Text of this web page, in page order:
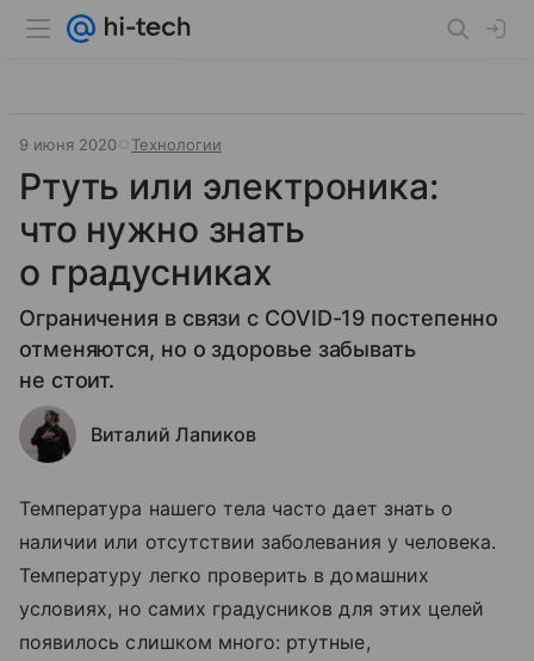
9 июня 2020 Технологии
Ртуть или электроника:
что нужно знать
о градусниках
Ограничения в связи с COVID-19 постепенно
отменяются, но о здоровье забывать
не стоит.
Виталий Лапиков
Температура нашего тела часто дает знать о
наличии или отсутствии заболевания у человека.
Температуру легко проверить в домашних
условиях, но самих градусников для этих целей
появилось слишком много: ртутные,